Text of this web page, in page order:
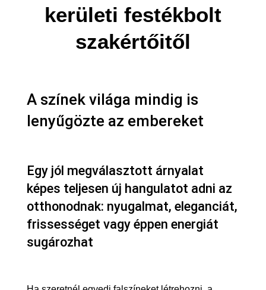
kerületi festékbolt
szakértőitől
A színek világa mindig is
lenyűgözte az embereket
Egy jól megválasztott árnyalat
képes teljesen új hangulatot adni az
otthonodnak: nyugalmat, eleganciát,
frissességet vagy éppen energiát
sugározhat